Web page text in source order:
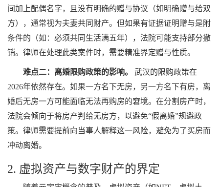
间加上配偶名字，且没有明确的赠与协议（如明确赠与给双
方），通常视为夫妻共同财产。但如果有证据证明赠与是附
条件的（如：必须共同生活满五年），法院可能支持部分撤
销。律师在处理此类案件时，需要精准界定赠与性质。
难点二：离婚限购政策的影响。
武汉的限购政策在
2026年依然存在。如果一方名下无房，另一方名下有房，离
婚后无房一方可能面临无法再购房的窘境。在分割房产时，
法院会倾向于将房产判给无房方，以避免“假离婚”规避政
策。律师需要提前向当事人解释这一风险，避免为了买房而
冲动离婚。
2. 虚拟资产与数字财产的界定